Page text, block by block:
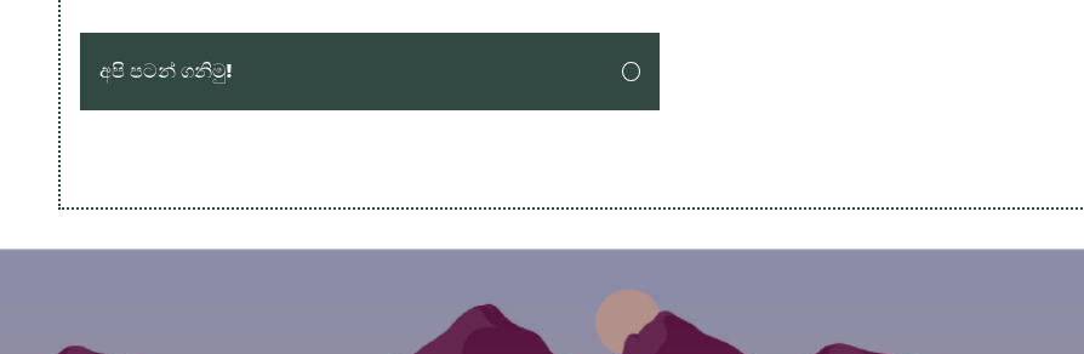
අපි පටන් ගනිමු!